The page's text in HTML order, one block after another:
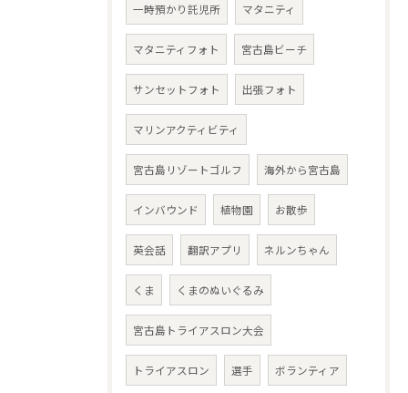
一時預かり託児所 マタニティ
マタニティフォト 宮古島ビーチ
サンセットフォト 出張フォト
マリンアクティビティ
宮古島リゾートゴルフ 海外から宮古島
インバウンド 植物園 お散歩
英会話 翻訳アプリ ネルンちゃん
くま くまのぬいぐるみ
宮古島トライアスロン大会
トライアスロン 選手 ボランティア